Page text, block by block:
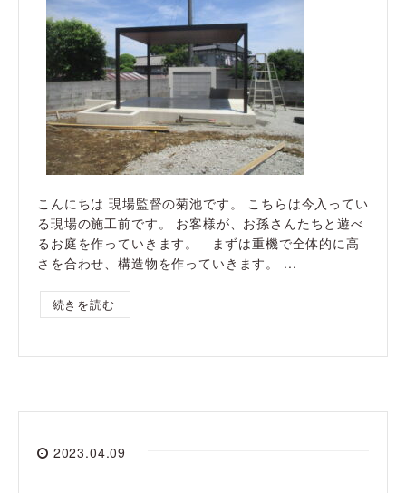
こんにちは 現場監督の菊池です。 こちらは今入ってい
る現場の施工前です。 お客様が、お孫さんたちと遊べ
るお庭を作っていきます。 まずは重機で全体的に高
さを合わせ、構造物を作っていきます。 ...
続きを読む
2023.04.09